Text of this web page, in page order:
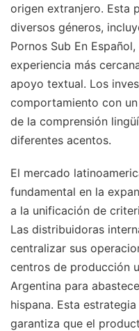
origen extranjero. Esta
diversos géneros,
Pornos Sub En
experiencia más
apoyo textual. Los
comportamiento con
de la comprensión
diferentes acentos.
El mercado
fundamental en la
a la unificación de
Las distribuidoras
centralizar sus
centros de producción
Argentina para
hispana. Esta
garantiza que el